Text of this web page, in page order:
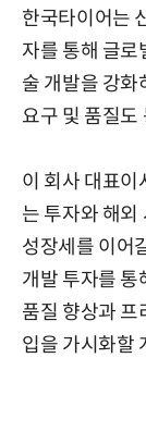
한국타이어는
자를 통해 글로
술 개발을 강화
요구 및 품질도
이 회사 대표이
는 투자와 해외
성장세를 이어
개발 투자를 통
품질 향상과 프
입을 가시화할